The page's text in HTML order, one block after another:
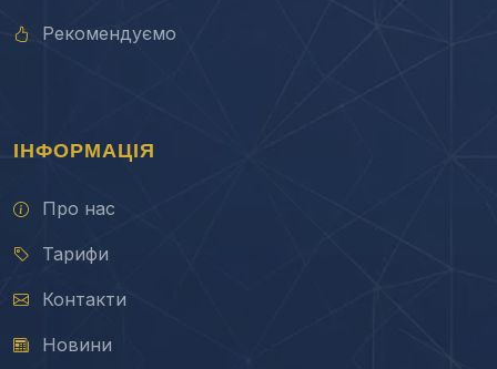
Рекомендуємо
ІНФОРМАЦІЯ
Про нас
Тарифи
Контакти
Новини